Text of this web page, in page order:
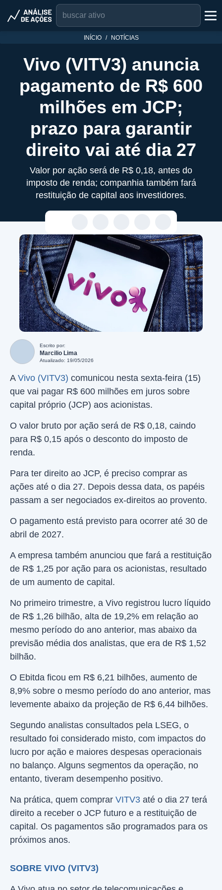
INÍCIO NOTÍCIAS
Vivo (VITV3) anuncia
pagamento de R$ 600
milhões em JCP;
prazo para garantir
direito vai até dia 27
Valor por ação será de R$ 0,18, antes do
imposto de renda; companhia também fará
restituição de capital aos investidores.
Escrito por:
Marcilio Lima
Atualizado: 19/05/2026
A Vivo (VITV3) comunicou nesta sexta-feira (15)
que vai pagar R$ 600 milhões em juros sobre
capital próprio (JCP) aos acionistas.
O valor bruto por ação será de R$ 0,18, caindo
para R$ 0,15 após o desconto do imposto de
renda.
Para ter direito ao JCP, é preciso comprar as
ações até o dia 27. Depois dessa data, os papéis
passam a ser negociados ex-direitos ao provento.
O pagamento está previsto para ocorrer até 30 de
abril de 2027.
A empresa também anunciou que fará a restituição
de R$ 1,25 por ação para os acionistas, resultado
de um aumento de capital.
No primeiro trimestre, a Vivo registrou lucro líquido
de R$ 1,26 bilhão, alta de 19,2% em relação ao
mesmo período do ano anterior, mas abaixo da
previsão média dos analistas, que era de R$ 1,52
bilhão.
O Ebitda ficou em R$ 6,21 bilhões, aumento de
8,9% sobre o mesmo período do ano anterior, mas
levemente abaixo da projeção de R$ 6,44 bilhões.
Segundo analistas consultados pela LSEG, o
resultado foi considerado misto, com impactos do
lucro por ação e maiores despesas operacionais
no balanço. Alguns segmentos da operação, no
entanto, tiveram desempenho positivo.
Na prática, quem comprar VITV3 até o dia 27 terá
direito a receber o JCP futuro e a restituição de
capital. Os pagamentos são programados para os
próximos anos.
SOBRE VIVO (VITV3)